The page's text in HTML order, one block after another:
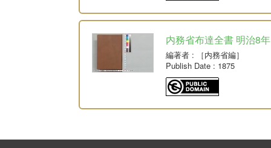
内務省布達全書 明治8年
編著者 : ［内務省編］
Publish Date : 1875